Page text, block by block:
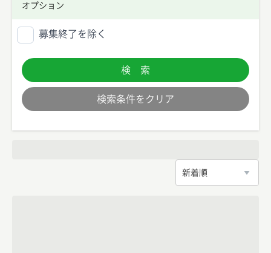
オプション
募集終了を除く
検 索
検索条件をクリア